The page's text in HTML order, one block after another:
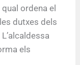
ordena el
dutxes dels
els